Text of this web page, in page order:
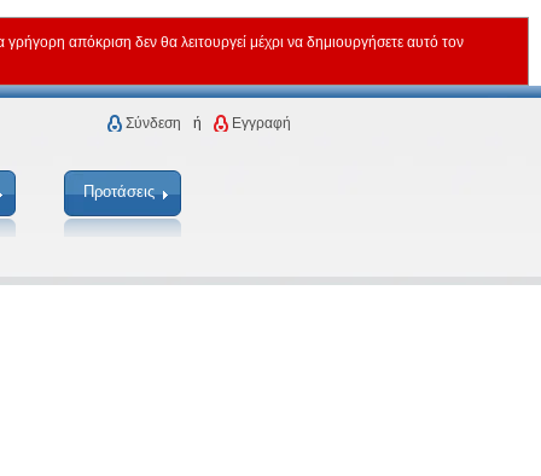
απόκριση δεν θα λειτουργεί μέχρι να δημιουργήσετε αυτό τον
Σύνδεση ή Εγγραφή
Προτάσεις